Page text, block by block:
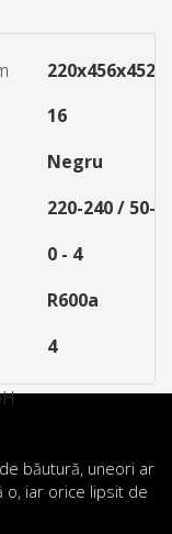
220x456x452
16
Negru
220-240 / 50-
0 - 4
R600a
4
băutură, uneori ar
o, iar orice lipsit de